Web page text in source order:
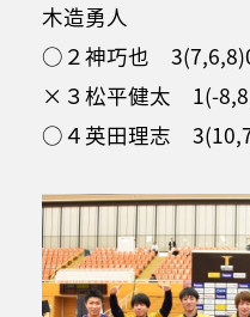
木造勇人
○２神巧也
×３松平健太 1(-
○４英田理志